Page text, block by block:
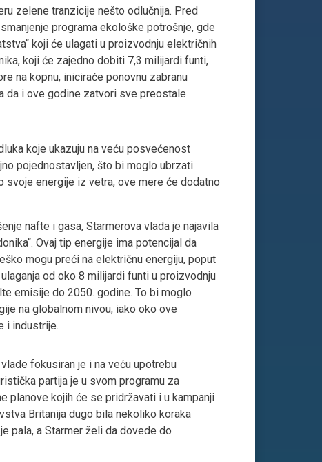
zelene tranzicije nešto odlučnija. Pred
programa ekološke potrošnje, gde
koji će ulagati u proizvodnju električnih
koji će zajedno dobiti 7,3 milijardi funti,
na kopnu, iniciraće ponovnu zabranu
da i ove godine zatvori sve preostale
koje ukazuju na veću posvećenost
pojednostavljen, što bi moglo ubrzati
svoje energije iz vetra, ove mere će dodatno
nafte i gasa, Starmerova vlada je najavila
Ovaj tip energije ima potencijal da
mogu preći na električnu energiju, poput
od oko 8 milijardi funti u proizvodnju
emisije do 2050. godine. To bi moglo
na globalnom nivou, iako oko ove
i industrije.
fokusiran je i na veću upotrebu
partija je u svom programu za
planove kojih će se pridržavati i u kampanji
Britanija dugo bila nekoliko koraka
pala, a Starmer želi da dovede do